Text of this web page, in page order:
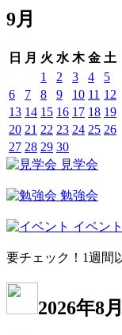
9月
日 月 火 水 木 金 土
1
2 3 4
5
6
7 8 9 10 11 12
13 14 15 16 17 18 19
20 21 22 23 24 25 26
27 28 29 30
見学会
勉強会
イベント
要チェック！1週間
2026年8